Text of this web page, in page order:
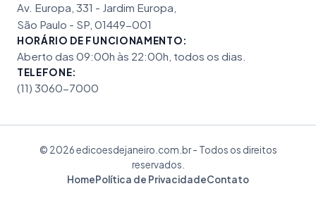
Av. Europa, 331 - Jardim Europa,
São Paulo - SP, 01449-001
HORÁRIO DE FUNCIONAMENTO:
Aberto das 09:00h às 22:00h, todos os dias.
TELEFONE:
(11) 3060-7000
© 2026 edicoesdejaneiro.com.br - Todos os direitos
reservados.
HomePolítica de PrivacidadeContato